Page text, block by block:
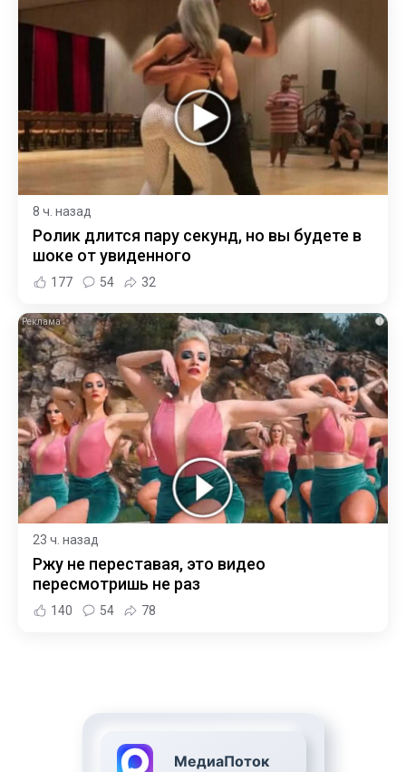
8 ч. назад
Ролик длится пару секунд, но вы будете в
шоке от увиденного
177 54 32
i
23 ч. назад
Ржу не переставая, это видео
пересмотришь не раз
140 54 78
МедиаПоток